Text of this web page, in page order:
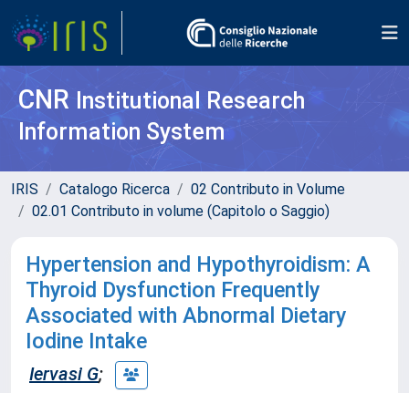
CNR Institutional Research
Information System
IRIS Catalogo Ricerca
02 Contributo in Volume
02.01 Contributo in volume (Capitolo o Saggio)
Hypertension and Hypothyroidism: A
Thyroid Dysfunction Frequently
Associated with Abnormal Dietary
Iodine Intake
Iervasi G;